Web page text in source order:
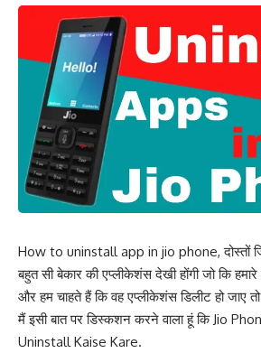
How to uninstall app in jio phone, दोस्तों
बहुत सी बेकार की एप्लीकेशंस देखी होंगी जो कि हमारे
और हम चाहते हैं कि वह एप्लीकेशंस डिलीट हो जाए
मैं इसी बात पर डिस्कशन करने वाला हूं कि Jio
Uninstall Kaise Kare.